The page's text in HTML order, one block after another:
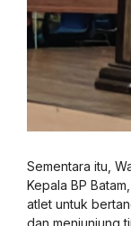
Sementara itu,
Kepala BP
atlet untuk
dan menjunjung